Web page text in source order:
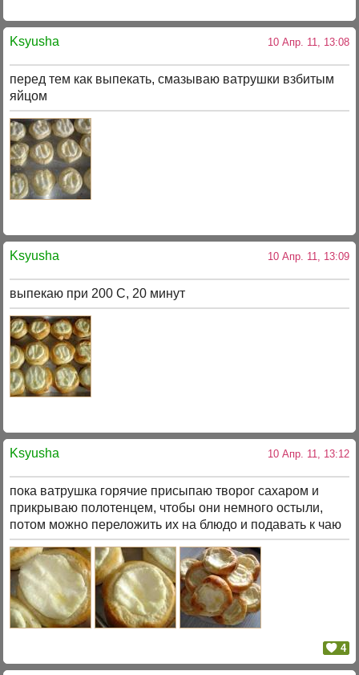
Ksyusha 10 Апр. 11, 13:08
перед тем как выпекать, смазываю ватрушки взбитым
яйцом
Ksyusha 10 Апр. 11, 13:09
выпекаю при 200 С, 20 минут
Ksyusha 10 Апр. 11, 13:12
пока ватрушка горячие присыпаю творог сахаром и
прикрываю полотенцем, чтобы они немного остыли,
потом можно переложить их на блюдо и подавать к чаю
4